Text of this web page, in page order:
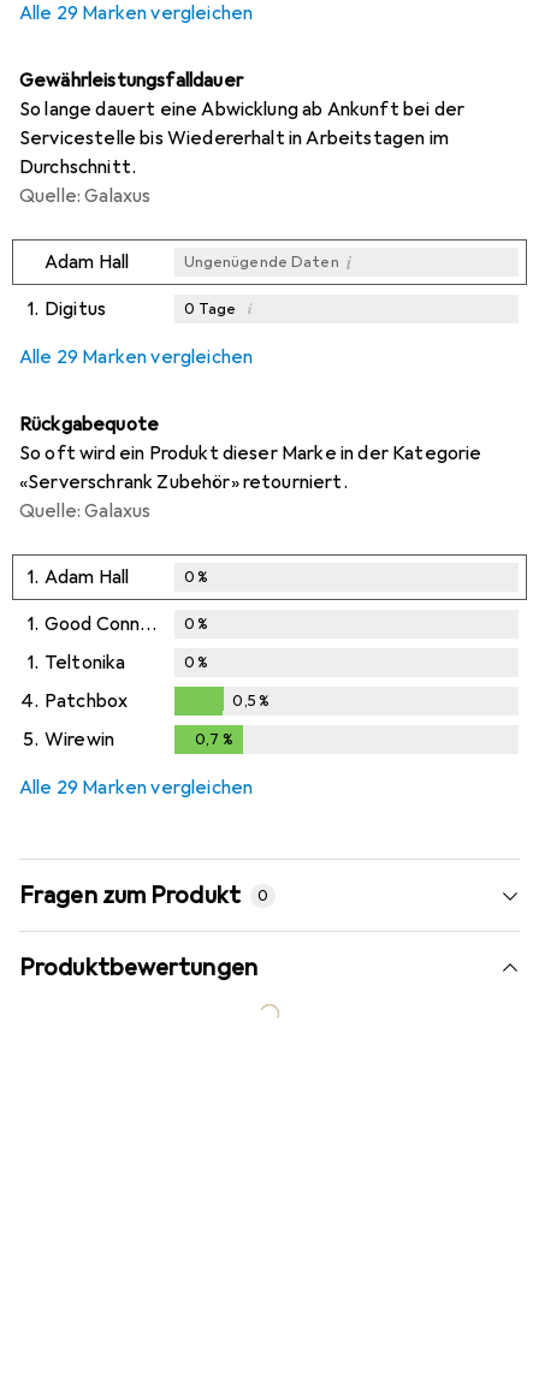
Alle 29 Marken vergleichen
Gewährleistungsfalldauer
So lange dauert eine Abwicklung ab Ankunft bei der
Servicestelle bis Wiedererhalt in Arbeitstagen im
Durchschnitt.
Quelle: Galaxus
Adam Hall Ungenügende Daten i
1. Digitus 0 Tage i
Alle 29 Marken vergleichen
Rückgabequote
So oft wird ein Produkt dieser Marke in der Kategorie
«Serverschrank Zubehör» retourniert.
Quelle: Galaxus
1. Adam Hall 0%
1. Good Connections 0%
1. Teltonika 0%
4. Patchbox
0,5%
0,5%
5. Wirewin 0,7 %
Alle 29 Marken vergleichen
Fragen zum Produkt 0
Produktbewertungen